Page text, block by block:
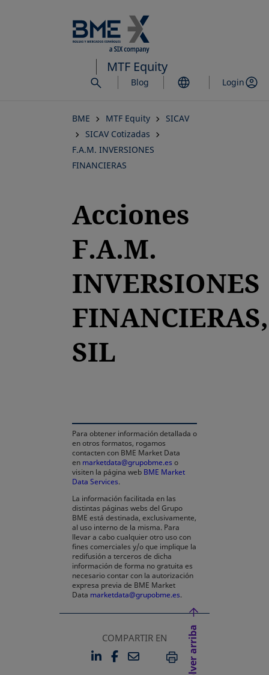
al
contenido
principal
MTF Equity
Blog Login
BME MTF Equity
SICAV
SICAV Cotizadas
F.A.M. INVERSIONES
FINANCIERAS
Acciones
F.A.M.
INVERSIONES
FINANCIERAS,
SIL
Para obtener información detallada o
en otros formatos, rogamos
contacten con BME Market Data
en marketdata@grupobme.es o
visiten la página web BME Market
Data Services.
La información facilitada en las
distintas páginas webs del Grupo
BME está destinada, exclusivamente,
al uso interno de la misma. Para
llevar a cabo cualquier otro uso con
fines comerciales y/o que implique la
redifusión a terceros de dicha
información de forma no gratuita es
necesario contar con la autorización
expresa previa de BME Market
Data marketdata@grupobme.es.
COMPARTIR EN
LINKEDIN
SE ABRE EN UNA PESTAÑA
FACEBOOK
SE ABRE EN UNA
EMAILIMPRIMIR
Volver arriba